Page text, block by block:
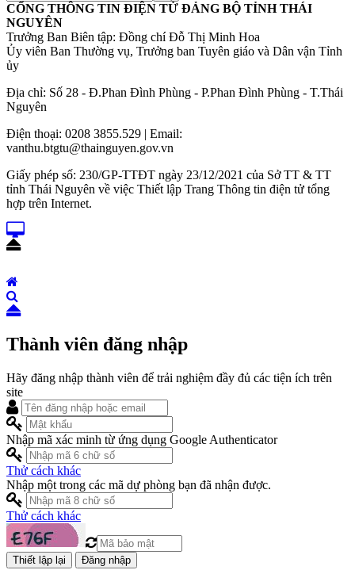
CỔNG THÔNG TIN ĐIỆN TỬ ĐẢNG BỘ TỈNH THÁI
NGUYÊN
Trưởng Ban Biên tập: Đồng chí Đỗ Thị Minh Hoa
Ủy viên Ban Thường vụ, Trưởng ban Tuyên giáo và Dân vận Tỉnh
ủy
Địa chỉ: Số 28 - Đ.Phan Đình Phùng - P.Phan Đình Phùng - T.Thái
Nguyên
Điện thoại: 0208 3855.529 | Email:
vanthu.btgtu@thainguyen.gov.vn
Giấy phép số: 230/GP-TTĐT ngày 23/12/2021 của Sở TT & TT
tỉnh Thái Nguyên về việc Thiết lập Trang Thông tin điện tử tổng
hợp trên Internet.
Thành viên đăng nhập
Hãy đăng nhập thành viên để trải nghiệm đầy đủ các tiện ích trên
site
Nhập mã xác minh từ ứng dụng Google Authenticator
Thử cách khác
Nhập một trong các mã dự phòng bạn đã nhận được.
Thử cách khác
Đăng nhập